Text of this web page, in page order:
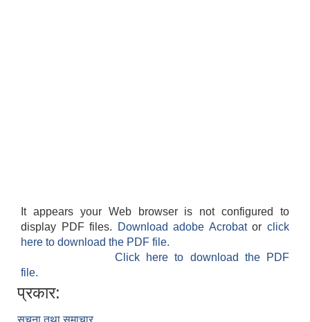
It appears your Web browser is not configured to
display PDF files.
Download adobe Acrobatorclick
here to download the PDF file.
Click here to download the PDF
file.
प्रकार: